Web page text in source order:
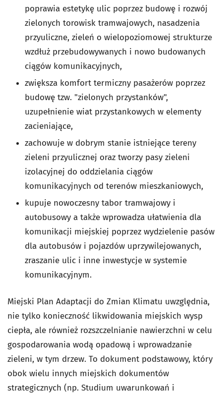
poprawia estetykę ulic poprzez budowę i rozwój
zielonych torowisk tramwajowych, nasadzenia
przyuliczne, zieleń o wielopoziomowej strukturze
wzdłuż przebudowywanych i nowo budowanych
ciągów komunikacyjnych,
zwiększa komfort termiczny pasażerów poprzez
budowę tzw. "zielonych przystanków",
uzupełnienie wiat przystankowych w elementy
zacieniające,
zachowuje w dobrym stanie istniejące tereny
zieleni przyulicznej oraz tworzy pasy zieleni
izolacyjnej do oddzielania ciągów
komunikacyjnych od terenów mieszkaniowych,
kupuje nowoczesny tabor tramwajowy i
autobusowy a także wprowadza ułatwienia dla
komunikacji miejskiej poprzez wydzielenie pasów
dla autobusów i pojazdów uprzywilejowanych,
zraszanie ulic i inne inwestycje w systemie
komunikacyjnym.
Miejski Plan Adaptacji do Zmian Klimatu uwzględnia,
nie tylko konieczność likwidowania miejskich wysp
ciepła, ale również rozszczelnianie nawierzchni w celu
gospodarowania wodą opadową i wprowadzanie
zieleni, w tym drzew. To dokument podstawowy, który
obok wielu innych miejskich dokumentów
strategicznych (np. Studium uwarunkowań i